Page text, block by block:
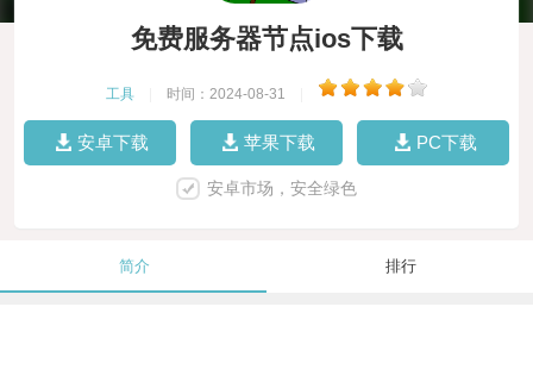
免费服务器节点ios下载
工具 时间：2024-08-31
安卓下载 苹果下载 PC下载
安卓市场，安全绿色
简介 排行